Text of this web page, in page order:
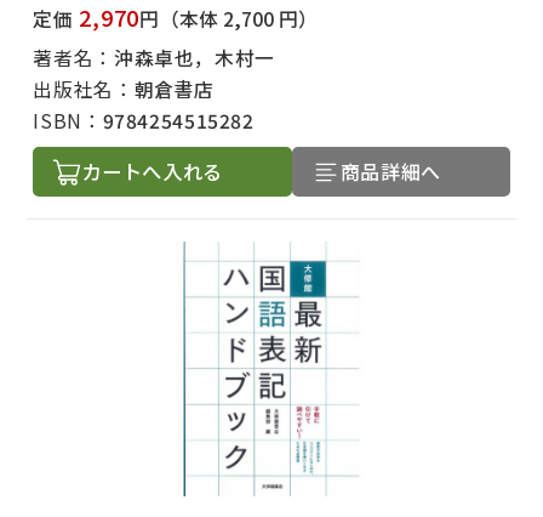
定価 2,970円 （本体 2,700 円）
著者名： 沖森卓也，木村一
出版社名： 朝倉書店
ISBN： 9784254515282
カートへ入れる 商品詳細へ